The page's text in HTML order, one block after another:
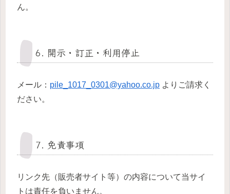
ん。
6. 開示・訂正・利用停止
メール： pile_1017_0301@yahoo.co.jp よりご請求く
ださい。
7. 免責事項
リンク先（販売者サイト等）の内容について当サイ
トは責任を負いません。